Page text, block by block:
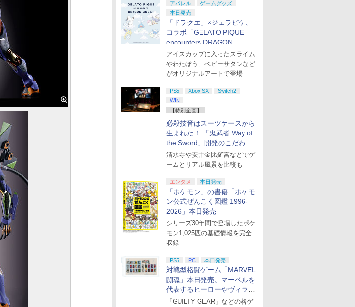
アパレル
ゲームグッズ
本日発売
「ドラクエ」×ジェラピケ、
コラボ「GELATO PIQUE
encounters DRAGON
QUEST」第2弾が本日発売
アイスカップに入ったスライム
やわたぼう、ベビーサタンなど
がオリジナルアートで登場
PS5 Xbox SX
Switch2
WIN
【特別企画】
必殺技音はスーツケースから
生まれた！ 「鬼武者 Way of
the Sword」開発のこだわり
を目撃！
清水寺や安井金比羅宮などでゲ
ームとリアル風景を比較も
エンタメ 本日発売
「ポケモン」の書籍「ポケモ
ン公式ぜんこく図鑑 1996-
2026」本日発売
シリーズ30年間で登場したポケ
モン1,025匹の基礎情報を完全
収録
PS5 PC 本日発売
対戦型格闘ゲーム「MARVEL
闘魂」本日発売。マーベルを
代表するヒーローやヴィラン
たちが登場
「GUILTY GEAR」などの格ゲ